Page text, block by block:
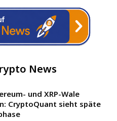
News
und XRP-Wale
CryptoQuant sieht späte